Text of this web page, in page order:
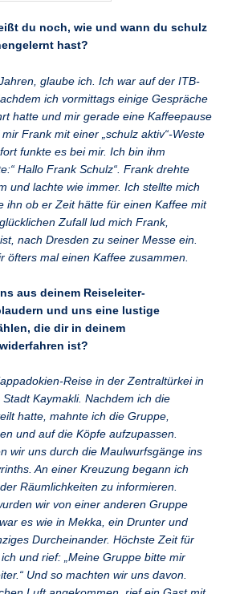
du noch, wie und wann du schulz
hast?
glaube ich. Ich war auf der ITB-
ich vormittags einige Gespräche
hatte und mir gerade eine Kaffeepause
Frank mit einer „schulz aktiv“-Weste
funkte es bei mir. Ich bin ihm
Hallo Frank Schulz“. Frank drehte
und lachte wie immer. Ich stellte mich
ihn ob er Zeit hätte für einen Kaffee mit
Zufall lud mich Frank,
nach Dresden zu seiner Messe ein.
öfters mal einen Kaffee zusammen.
aus deinem Reiseleiter-
und uns eine lustige
die dir in deinem
ist?
Reise in der Zentraltürkei in
Kaymakli. Nachdem ich die
hatte, mahnte ich die Gruppe,
und auf die Köpfe aufzupassen.
wir uns durch die Maulwurfsgänge ins
An einer Kreuzung begann ich
Räumlichkeiten zu informieren.
wir von einer anderen Gruppe
es wie in Mekka, ein Drunter und
Durcheinander. Höchste Zeit für
und rief: „Meine Gruppe bitte mir
Und so machten wir uns davon.